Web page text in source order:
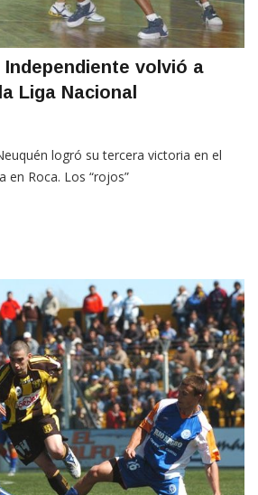
Independiente volvió a
Liga Nacional
logró su tercera victoria en el
en Roca. Los “rojos”